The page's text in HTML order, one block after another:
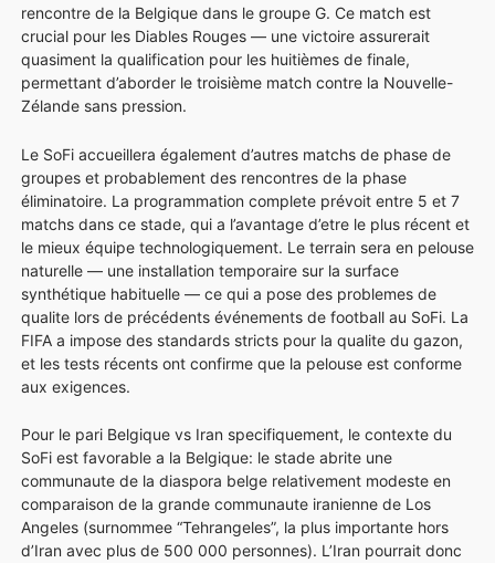
rencontre de la Belgique dans le groupe G. Ce match est
crucial pour les Diables Rouges — une victoire assurerait
quasiment la qualification pour les huitièmes de finale,
permettant d’aborder le troisième match contre la Nouvelle-
Zélande sans pression.
Le SoFi accueillera également d’autres matchs de phase de
groupes et probablement des rencontres de la phase
éliminatoire. La programmation complete prévoit entre 5 et 7
matchs dans ce stade, qui a l’avantage d’etre le plus récent et
le mieux équipe technologiquement. Le terrain sera en pelouse
naturelle — une installation temporaire sur la surface
synthétique habituelle — ce qui a pose des problemes de
qualite lors de précédents événements de football au SoFi. La
FIFA a impose des standards stricts pour la qualite du gazon,
et les tests récents ont confirme que la pelouse est conforme
aux exigences.
Pour le pari Belgique vs Iran specifiquement, le contexte du
SoFi est favorable a la Belgique: le stade abrite une
communaute de la diaspora belge relativement modeste en
comparaison de la grande communaute iranienne de Los
Angeles (surnommee “Tehrangeles”, la plus importante hors
d’Iran avec plus de 500 000 personnes). L’Iran pourrait donc